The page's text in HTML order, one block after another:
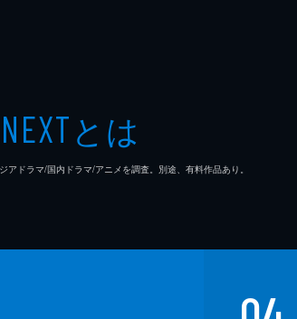
とは
ドラマ/国内ドラマ/アニメを調査。別途、有料作品あり。